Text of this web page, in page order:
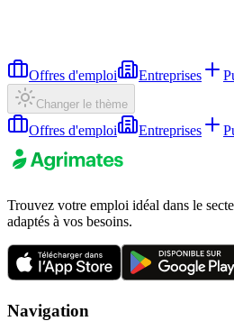
Offres d'emploi Entreprises
Changer le thème
Offres d'emploi Entreprises
Trouvez votre emploi idéal dans le
adaptés à vos besoins.
Navigation